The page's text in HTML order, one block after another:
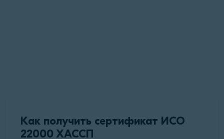
Как получить сертификат ИСО
22000 ХАССП